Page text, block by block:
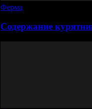
Ферма
Содержание